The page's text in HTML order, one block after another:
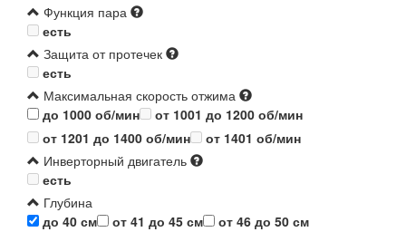
Функция пара
есть
Защита от протечек
есть
Максимальная скорость отжима
до 1000 об/мин
от 1001 до 1200 об/мин
от 1201 до 1400 об/мин
от 1401 об/мин
Инверторный двигатель
есть
Глубина
до 40 см
от 41 до 45 см
от 46 до 50 см